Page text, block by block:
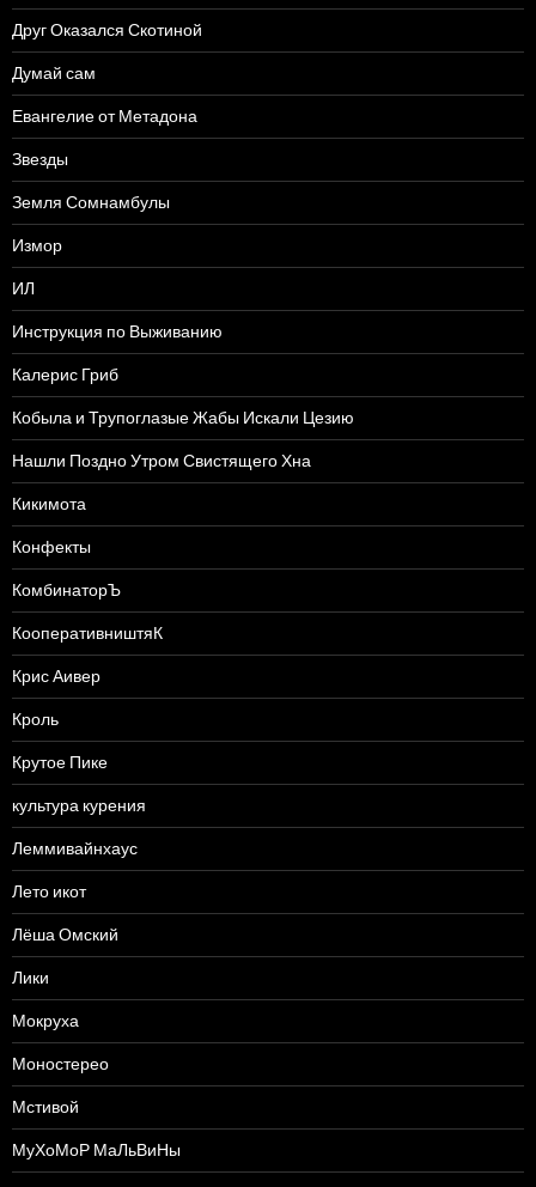
Друг Оказался Скотиной
Думай сам
Евангелие от Метадона
Звезды
Земля Сомнамбулы
Измор
ИЛ
Инструкция по Выживанию
Калерис Гриб
Кобыла и Трупоглазые Жабы Искали Цезию
Нашли Поздно Утром Свистящего Хна
Кикимота
Конфекты
КомбинаторЪ
КооперативништяК
Крис Аивер
Кроль
Крутое Пике
культура курения
Леммивайнхаус
Лето икот
Лёша Омский
Лики
Мокруха
Моностерео
Мстивой
МуХоМоР МаЛьВиНы